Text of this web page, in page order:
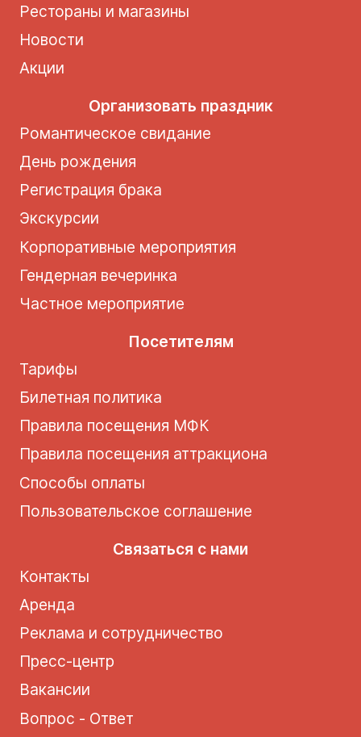
Рестораны и магазины
Новости
Акции
Организовать праздник
Романтическое свидание
День рождения
Регистрация брака
Экскурсии
Корпоративные мероприятия
Гендерная вечеринка
Частное мероприятие
Посетителям
Тарифы
Билетная политика
Правила посещения МФК
Правила посещения аттракциона
Способы оплаты
Пользовательское соглашение
Связаться с нами
Контакты
Аренда
Реклама и сотрудничество
Пресс-центр
Вакансии
Вопрос - Ответ